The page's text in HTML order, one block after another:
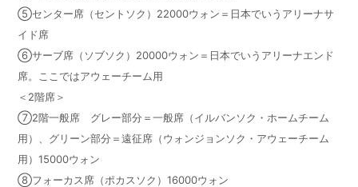
⑤センター席（セントソク） 22000ウォン＝日本でいうアリーナサ
イド席
⑥サーブ席（ソブソク） 20000ウォン＝日本でいうアリーナエンド
席。ここではアウェーチーム用
＜2階席＞
⑦2階一般席 グレー部分＝一般席（イルバンソク・ホームチーム
用）、グリーン部分＝遠征席（ウォンジョンソク・アウェーチーム
用）15000ウォン
⑧フォーカス席（ポカスソク）16000ウォン